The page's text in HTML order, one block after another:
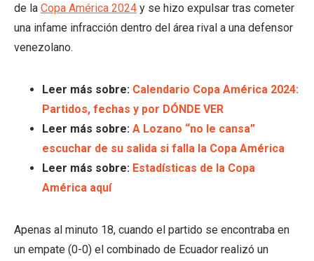
de la Copa América 2024 y se hizo expulsar tras cometer
una infame infracción dentro del área rival a una defensor
venezolano.
Leer más sobre: Calendario Copa América 2024:
Partidos, fechas y por DÓNDE VER
Leer más sobre: A Lozano “no le cansa”
escuchar de su salida si falla la Copa América
Leer más sobre: Estadísticas de la Copa
América aquí
Apenas al minuto 18, cuando el partido se encontraba en
un empate (0-0) el combinado de Ecuador realizó un